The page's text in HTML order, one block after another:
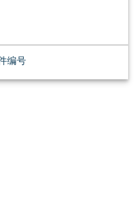
编号